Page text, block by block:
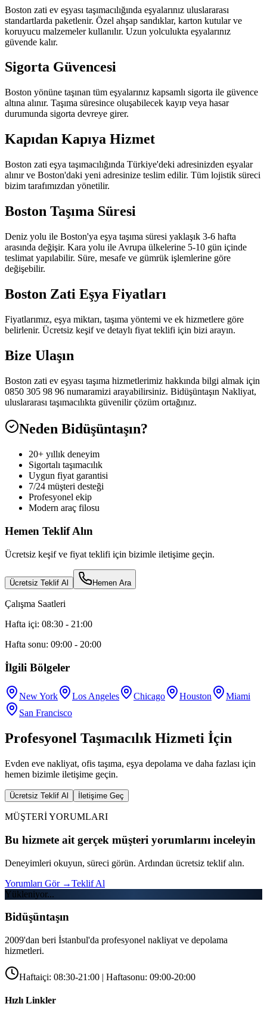
Boston zati ev eşyası taşımacılığında eşyalarınız uluslararası
standartlarda paketlenir. Özel ahşap sandıklar, karton kutular ve
koruyucu malzemeler kullanılır. Uzun yolculukta eşyalarınız
güvende kalır.
Sigorta Güvencesi
Boston yönüne taşınan tüm eşyalarınız kapsamlı sigorta ile güvence
altına alınır. Taşıma süresince oluşabilecek kayıp veya hasar
durumunda sigorta devreye girer.
Kapıdan Kapıya Hizmet
Boston zati eşya taşımacılığında Türkiye'deki adresinizden eşyalar
alınır ve Boston'daki yeni adresinize teslim edilir. Tüm lojistik süreci
bizim tarafımızdan yönetilir.
Boston Taşıma Süresi
Deniz yolu ile Boston'ya eşya taşıma süresi yaklaşık 3-6 hafta
arasında değişir. Kara yolu ile Avrupa ülkelerine 5-10 gün içinde
teslimat yapılabilir. Süre, mesafe ve gümrük işlemlerine göre
değişebilir.
Boston Zati Eşya Fiyatları
Fiyatlarımız, eşya miktarı, taşıma yöntemi ve ek hizmetlere göre
belirlenir. Ücretsiz keşif ve detaylı fiyat teklifi için bizi arayın.
Bize Ulaşın
Boston zati ev eşyası taşıma hizmetlerimiz hakkında bilgi almak için
0850 305 98 96 numaramizi arayabilirsiniz. Bidüşüntaşın Nakliyat,
uluslararası taşımacılıkta güvenilir çözüm ortağınız.
Neden Bidüşüntaşın?
20+ yıllık deneyim
Sigortalı taşımacılık
Uygun fiyat garantisi
7/24 müşteri desteği
Profesyonel ekip
Modern araç filosu
Hemen Teklif Alın
Ücretsiz keşif ve fiyat teklifi için bizimle iletişime geçin.
Ücretsiz Teklif Al Hemen Ara
Çalışma Saatleri
Hafta içi: 08:30 - 21:00
Hafta sonu: 09:00 - 20:00
İlgili Bölgeler
New York Los Angeles Chicago Houston
Miami
San Francisco
Profesyonel Taşımacılık Hizmeti İçin
Evden eve nakliyat, ofis taşıma, eşya depolama ve daha fazlası için
hemen bizimle iletişime geçin.
Ücretsiz Teklif Al İletişime Geç
MÜŞTERİ YORUMLARI
Bu hizmete ait gerçek müşteri yorumlarını inceleyin
Deneyimleri okuyun, süreci görün. Ardından ücretsiz teklif alın.
Yorumları Gör →Teklif Al
Yükleniyor...
Bidüşüntaşın
2009'dan beri İstanbul'da profesyonel nakliyat ve depolama
hizmetleri.
Haftaiçi: 08:30-21:00 | Haftasonu: 09:00-20:00
Hızlı Linkler